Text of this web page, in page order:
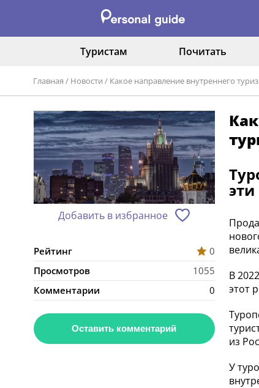
Туристам Почитать
Главная / Новости / Какое направление внутреннего
Добавить в избранное
Рейтинг
0
Просмотров
1055
Комментарии
0
Оставить комментарий
В
этот
из
У